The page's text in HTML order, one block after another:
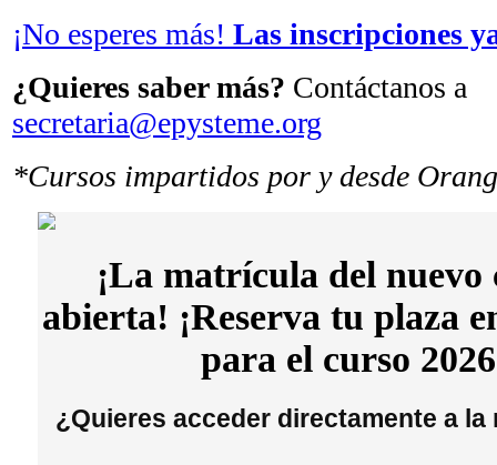
¡No esperes más! Las inscripciones
¿Quieres saber más? Contáctanos a
secretaria@epysteme.org
*Cursos impartidos por y desde
¡La matrícula del nuevo
abierta! ¡Reserva tu plaza
para el curso
¿Quieres acceder directamente a